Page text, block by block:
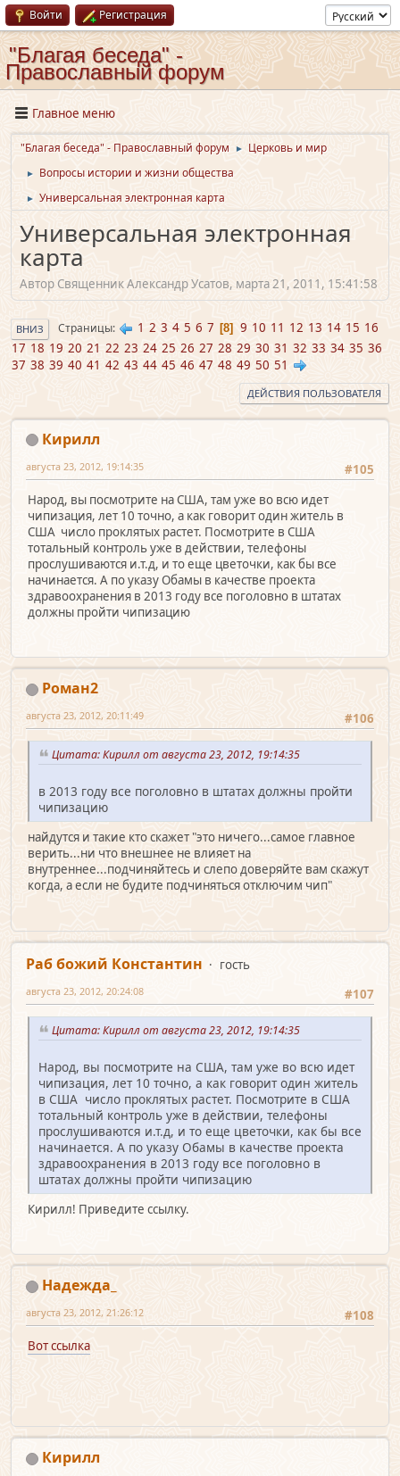
Войти Регистрация
"Благая беседа" -
Православный форум
Главное меню
"Благая беседа" - Православный форум ► Церковь и мир
► Вопросы истории и жизни общества
► Универсальная электронная карта
Универсальная электронная
карта
Автор Священник Александр Усатов, марта 21, 2011, 15:41:58
ВНИЗ Страницы 1 2 3 4 5 6 7 8 9 10 11 12 13 14 15 16
17 18 19 20 21 22 23 24 25 26 27 28 29 30 31 32 33 34 35 36
37 38 39 40 41 42 43 44 45 46 47 48 49 50 51
ДЕЙСТВИЯ ПОЛЬЗОВАТЕЛЯ
Кирилл
#105
августа 23, 2012, 19:14:35
Народ, вы посмотрите на США, там уже во всю идет
чипизация, лет 10 точно, а как говорит один житель в
США число проклятых растет. Посмотрите в США
тотальный контроль уже в действии, телефоны
прослушиваются и.т.д, и то еще цветочки, как бы все
начинается. А по указу Обамы в качестве проекта
здравоохранения в 2013 году все поголовно в штатах
должны пройти чипизацию
Роман2
#106
августа 23, 2012, 20:11:49
Цитата: Кирилл от августа 23, 2012, 19:14:35
в 2013 году все поголовно в штатах должны пройти
чипизацию
найдутся и такие кто скажет "это ничего...самое главное
верить...ни что внешнее не влияет на
внутреннее...подчиняйтесь и слепо доверяйте вам скажут
когда, а если не будите подчиняться отключим чип"
Раб божий Константин
гость
#107
августа 23, 2012, 20:24:08
Цитата: Кирилл от августа 23, 2012, 19:14:35
Народ, вы посмотрите на США, там уже во всю идет
чипизация, лет 10 точно, а как говорит один житель
в США число проклятых растет. Посмотрите в США
тотальный контроль уже в действии, телефоны
прослушиваются и.т.д, и то еще цветочки, как бы все
начинается. А по указу Обамы в качестве проекта
здравоохранения в 2013 году все поголовно в
штатах должны пройти чипизацию
Кирилл! Приведите ссылку.
Надежда_
#108
августа 23, 2012, 21:26:12
Вот ссылка
Кирилл